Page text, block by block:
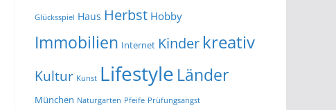
Glücksspiel Haus Herbst Hobby
Immobilien Internet Kinder kreativ
Kultur Kunst Lifestyle Länder
München Naturgarten Pfeife Prüfungsangst